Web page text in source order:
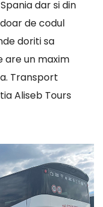
dar si din
de codul
doriti sa
are un maxim
Transport
Aliseb Tours